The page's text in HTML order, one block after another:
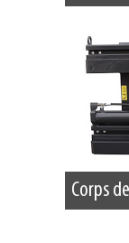
Corps